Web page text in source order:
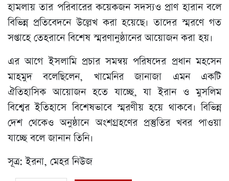
হামলায় তার পরিবারের কয়েকজন সদস্যও প্রাণ হারান বলে
বিভিন্ন প্রতিবেদনে উল্লেখ করা হয়েছে। তাদের স্মরণে গত
সপ্তাহে তেহরানে বিশেষ স্মরণানুষ্ঠানের আয়োজন করা হয়।
এর আগে ইসলামি প্রচার সমন্বয় পরিষদের প্রধান মহসেন
মাহমুদ বলেছিলেন, খামেনির জানাজা এমন একটি
ঐতিহাসিক আয়োজন হতে যাচ্ছে, যা ইরান ও মুসলিম
বিশ্বের ইতিহাসে বিশেষভাবে স্মরণীয় হয়ে থাকবে। বিভিন্ন
দেশ থেকেও অনুষ্ঠানে অংশগ্রহণের প্রস্তুতির খবর পাওয়া
যাচ্ছে বলে জানান তিনি।
সূত্র: ইরনা, মেহর নিউজ